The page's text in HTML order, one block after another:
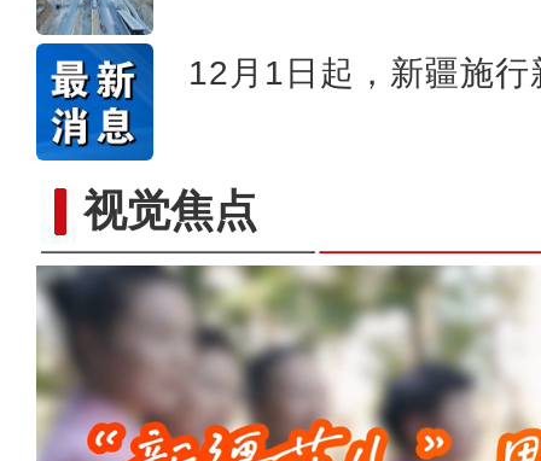
12月1日起，新疆施
视觉焦点侨乡故事 | 当新疆遇见嘻哈